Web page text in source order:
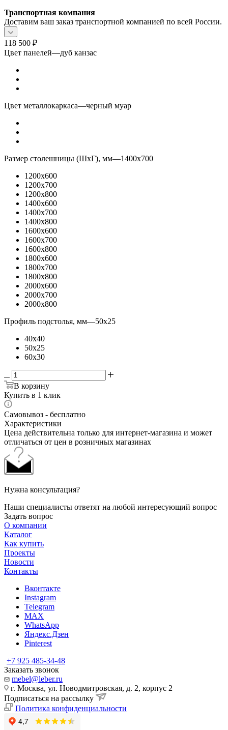
Транспортная компания
Доставим ваш заказ транспортной компанией по всей России.
118 500 ₽
Цвет панелей—дуб канзас
Цвет металлокаркаса—черный муар
Размер столешницы (ШхГ), мм—1400x700
1200x600
1200x700
1200x800
1400x600
1400x700
1400x800
1600x600
1600x700
1600x800
1800x600
1800x700
1800x800
2000x600
2000x700
2000x800
Профиль подстолья, мм—50x25
40x40
50x25
60x30
В корзину
Купить в 1 клик
Самовывоз - бесплатно
Характеристики
Цена действительна только для интернет-магазина и может
отличаться от цен в розничных магазинах
Нужна консультация?
Наши специалисты ответят на любой интересующий вопрос
Задать вопрос
О компании
Каталог
Как купить
Проекты
Новости
Контакты
Вконтакте
Instagram
Telegram
MAX
WhatsApp
Яндекс.Дзен
Pinterest
+7 925 485-34-48
Заказать звонок
mebel@leber.ru
г. Москва, ул. Новодмитровская, д. 2, корпус 2
Подписаться на рассылку
Политика конфиденциальности